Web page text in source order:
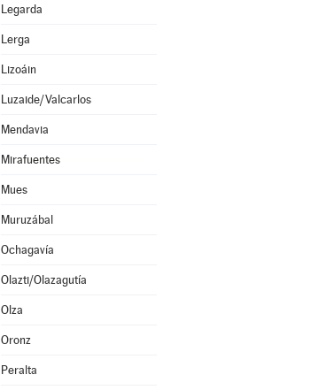
Legarda
Lerga
Lizoáin
Luzaide/Valcarlos
Mendavia
Mirafuentes
Mues
Muruzábal
Ochagavía
Olazti/Olazagutía
Olza
Oronz
Peralta